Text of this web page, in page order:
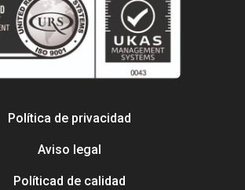
Política de privacidad
Aviso legal
Políticad de calidad